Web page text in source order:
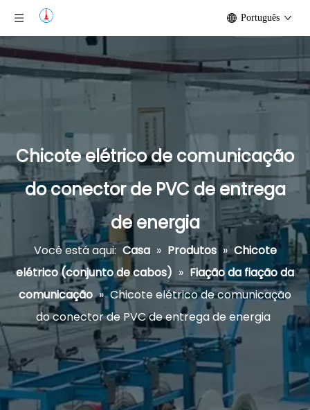
Português
Chicote elétrico de comunicação
do conector de PVC de entrega
de energia
Você está aqui: Casa » Produtos » Chicote
elétrico (conjunto de cabos) » Fiação da fiação da
comunicação » Chicote elétrico de comunicação
do conector de PVC de entrega de energia